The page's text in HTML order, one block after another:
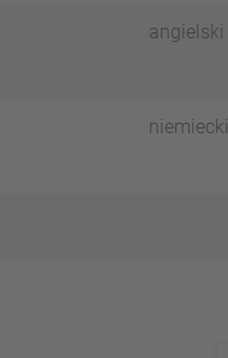
angielski
niemiecki